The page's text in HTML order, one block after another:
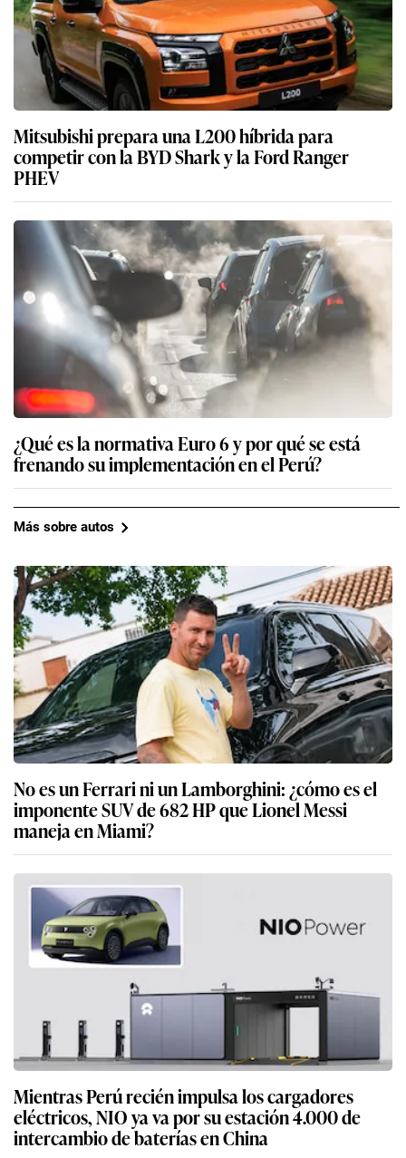
Mitsubishi prepara una L200 híbrida para
competir con la BYD Shark y la Ford Ranger
PHEV
¿Qué es la normativa Euro 6 y por qué se está
frenando su implementación en el Perú?
Más sobre autos
No es un Ferrari ni un Lamborghini: ¿cómo es el
imponente SUV de 682 HP que Lionel Messi
maneja en Miami?
Mientras Perú recién impulsa los cargadores
eléctricos, NIO ya va por su estación 4.000 de
intercambio de baterías en China